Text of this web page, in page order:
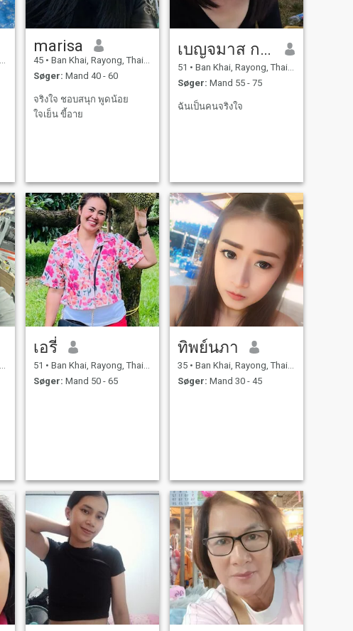
marisa
45 • Ban Khai, Rayong, Thailand
Søger: Mand 40 - 60
จริงใจ ชอบสนุก พูดน้อย
ใจเย็น ขี้อาย
เบญจมาส กลิ่นดี
51 • Ban Khai, Rayong, Thailand
Søger: Mand 55 - 75
ฉันเป็นคนจริงใจ
เอรี่
51 • Ban Khai, Rayong, Thailand
Søger: Mand 50 - 65
ทิพย์นภา
35 • Ban Khai, Rayong, Thailand
Søger: Mand 30 - 45